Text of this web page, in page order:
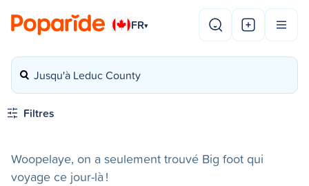
FR▾
Jusqu'à Leduc County
Filtres
Woopelaye, on a seulement trouvé Big foot qui
voyage ce jour-là !